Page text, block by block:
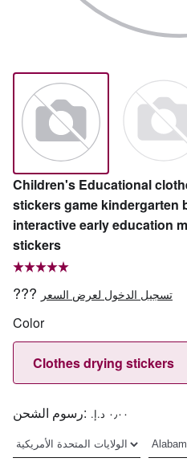
Children's Educational
stickers game kindergarten
interactive early education
stickers
??? تسجيل الدخول لعرض السعر
Color
Clothes drying stickers
رسوم الشحن: ٠٫٠٠ د.إ.‏